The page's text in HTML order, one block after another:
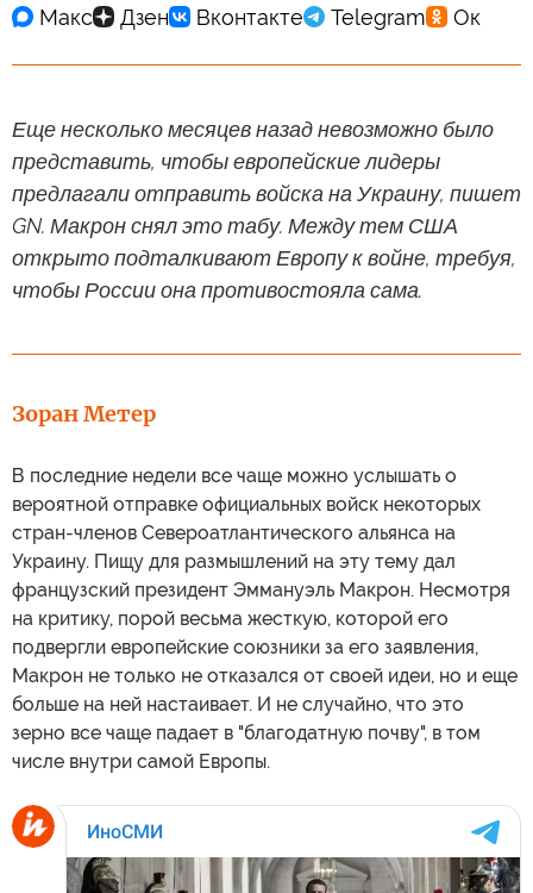
Еще несколько месяцев назад невозможно было
представить, чтобы европейские лидеры
предлагали отправить войска на Украину, пишет
GN. Макрон снял это табу. Между тем США
открыто подталкивают Европу к войне, требуя,
чтобы России она противостояла сама.
Зоран Метер
В последние недели все чаще можно услышать о
вероятной отправке официальных войск некоторых
стран-членов Североатлантического альянса на
Украину. Пищу для размышлений на эту тему дал
французский президент Эммануэль Макрон. Несмотря
на критику, порой весьма жесткую, которой его
подвергли европейские союзники за его заявления,
Макрон не только не отказался от своей идеи, но и еще
больше на ней настаивает. И не случайно, что это
зерно все чаще падает в "благодатную почву", в том
числе внутри самой Европы.